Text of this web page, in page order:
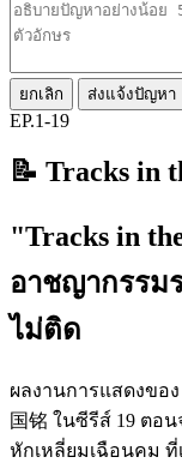
ยกเลิก ส่งแจ้งปัญหา
EP.1-19
📝 Tracks in
"Tracks in
อาชญากรรม
ไม่ติด
ผลงานการแสดงของ
国铭 ในซีรีส์ 19 ตอ
หักเหลี่ยมเฉือนคม